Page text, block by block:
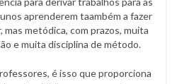
aprenderem taambém a fazer
mas metódica, com prazos, muita
e muita disciplina de método.
é isso que proporciona